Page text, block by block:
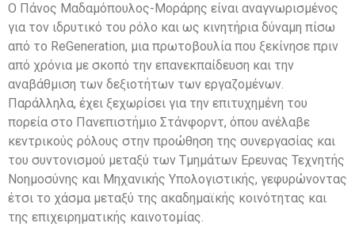
Ο Πάνος Μαδαμόπουλος-Μοράρης είναι αναγνωρισμένος
για τον ιδρυτικό του ρόλο και ως κινητήρια δύναμη πίσω
από το ReGeneration, μια πρωτοβουλία που ξεκίνησε πριν
από χρόνια με σκοπό την επανεκπαίδευση και την
αναβάθμιση των δεξιοτήτων των εργαζομένων.
Παράλληλα, έχει ξεχωρίσει για την επιτυχημένη του
πορεία στο Πανεπιστήμιο Στάνφορντ, όπου ανέλαβε
κεντρικούς ρόλους στην προώθηση της συνεργασίας και
του συντονισμού μεταξύ των Τμημάτων Ερευνας Τεχνητής
Νοημοσύνης και Μηχανικής Υπολογιστικής, γεφυρώνοντας
έτσι το χάσμα μεταξύ της ακαδημαϊκής κοινότητας και
της επιχειρηματικής καινοτομίας.